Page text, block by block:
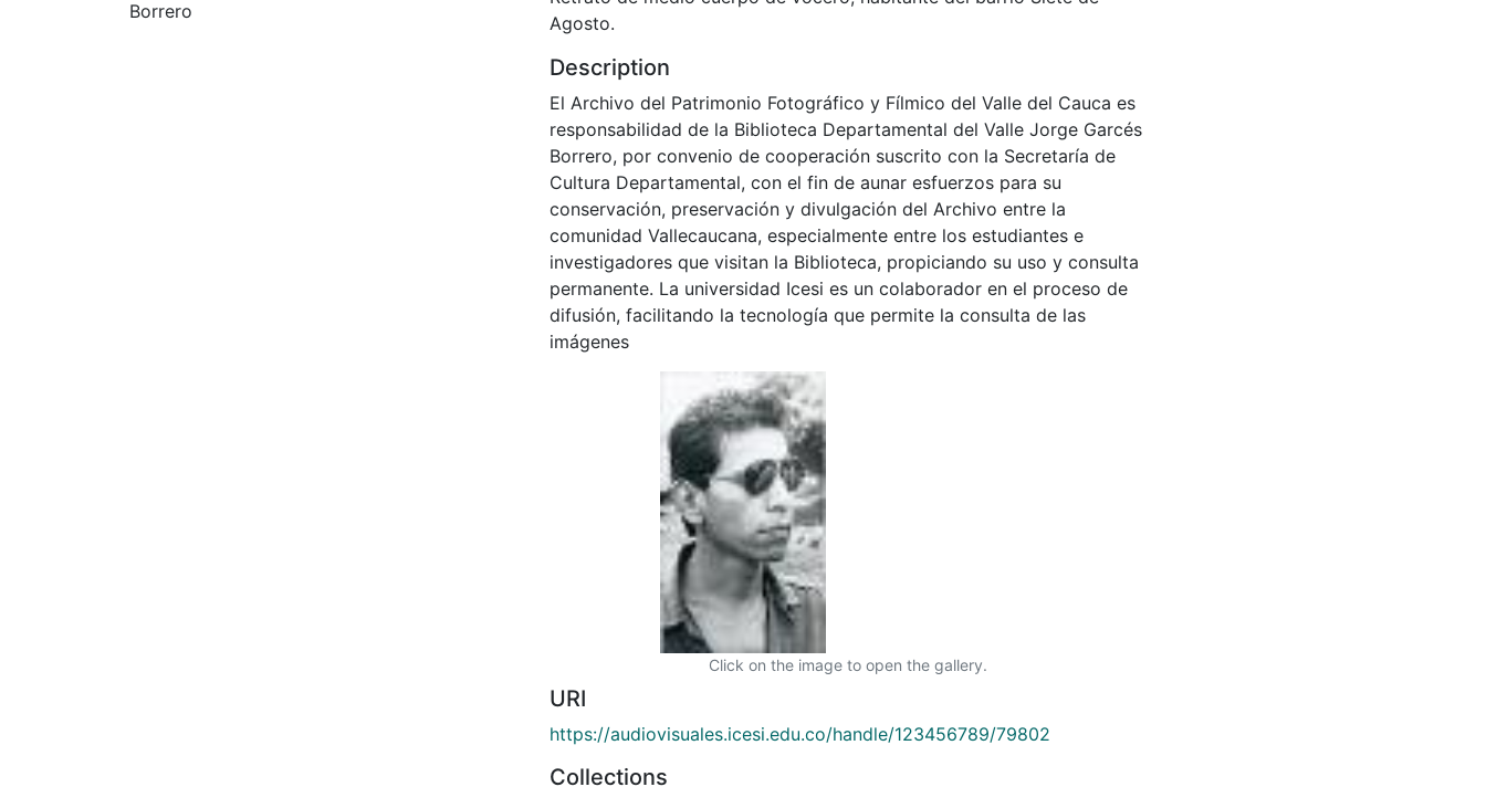
Borrero
Agosto.
Description
El Archivo del Patrimonio Fotográfico y Fílmico del Valle del Cauca es
responsabilidad de la Biblioteca Departamental del Valle Jorge Garcés
Borrero, por convenio de cooperación suscrito con la Secretaría de
Cultura Departamental, con el fin de aunar esfuerzos para su
conservación, preservación y divulgación del Archivo entre la
comunidad Vallecaucana, especialmente entre los estudiantes e
investigadores que visitan la Biblioteca, propiciando su uso y consulta
permanente. La universidad Icesi es un colaborador en el proceso de
difusión, facilitando la tecnología que permite la consulta de las
imágenes
Click on the image to open the gallery.
URI
https://audiovisuales.icesi.edu.co/handle/123456789/79802
Collections